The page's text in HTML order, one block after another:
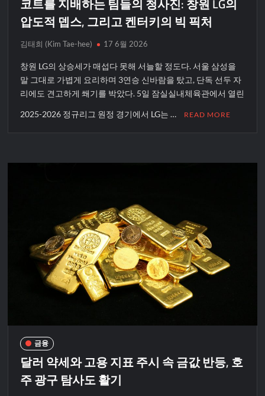
압도적 뎁스, 그리고 켄터키의 빅 픽처
김태희 (Kim Tae-hee) 17 6월 2026
창원 LG의 상승세가 매섭다 못해 서늘할 정도다. 서울 삼성을
말 그대로 가볍게 요리하며 3연승 신바람을 탔고, 단독 선두 자
리에도 견고하게 쐐기를 박았다. 5일 잠실실내체육관에서 열린
2025-2026 정규리그 원정 경기에서 LG는 … READ MORE
금융
달러 약세와 고용 지표 주시 속 금값 반등, 호
주 광구 탐사도 활기